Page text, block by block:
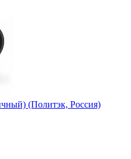
(Политэк, Россия)